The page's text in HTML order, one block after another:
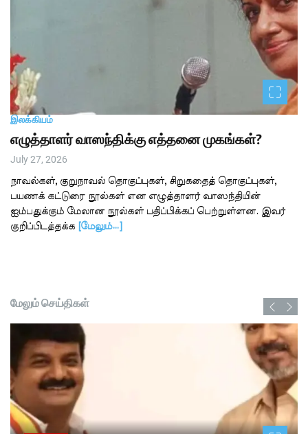
இலக்கியம்
எழுத்தாளர் வாஸந்திக்கு எத்தனை முகங்கள்?
July 27, 2026
நாவல்கள், குறுநாவல் தொகுப்புகள், சிறுகதைத் தொகுப்புகள்,
பயணக் கட்டுரை நூல்கள் என எழுத்தாளர் வாஸந்தியின்
ஐம்பதுக்கும் மேலான நூல்கள் பதிப்பிக்கப் பெற்றுள்ளன. இவர்
குறிப்பிடத்தக்க
[மேலும்…]
மேலும் செய்திகள்